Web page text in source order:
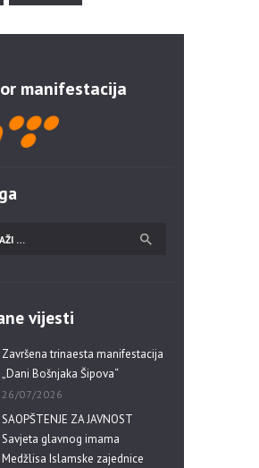
manifestacija
vijesti
Završena trinaesta manifestacija
„Dani Bošnjaka Šipova“
26/07/2026
SAOPŠTENJE ZA JAVNOST
Savjeta glavnog imama
Medžlisa Islamske zajednice